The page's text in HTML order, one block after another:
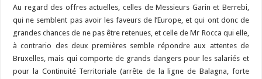
Au regard des offres actuelles, celles de Messieurs Garin et Berrebi,
qui ne semblent pas avoir les faveurs de l’Europe, et qui ont donc de
grandes chances de ne pas être retenues, et celle de Mr Rocca qui elle,
à contrario des deux premières semble répondre aux attentes de
Bruxelles, mais qui comporte de grands dangers pour les salariés et
pour la Continuité Territoriale (arrête de la ligne de Balagna, forte